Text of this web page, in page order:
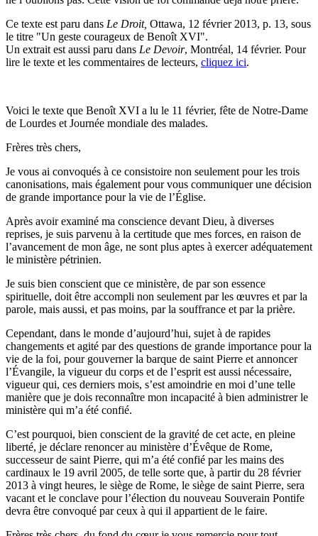
Ce texte est paru dans Le Droit, Ottawa, 12 février 2013, p. 13, sous
le titre "Un geste courageux de Benoît XVI".
Un extrait est aussi paru dans Le Devoir, Montréal, 14 février. Pour
lire le texte et les commentaires de lecteurs, cliquez ici.
Voici le texte que Benoît XVI a lu le 11 février, fête de Notre-Dame
de Lourdes et Journée mondiale des malades.
Frères très chers,
Je vous ai convoqués à ce consistoire non seulement pour les trois
canonisations, mais également pour vous communiquer une décision
de grande importance pour la vie de l’Église.
Après avoir examiné ma conscience devant Dieu, à diverses
reprises, je suis parvenu à la certitude que mes forces, en raison de
l’avancement de mon âge, ne sont plus aptes à exercer adéquatement
le ministère pétrinien.
Je suis bien conscient que ce ministère, de par son essence
spirituelle, doit être accompli non seulement par les œuvres et par la
parole, mais aussi, et pas moins, par la souffrance et par la prière.
Cependant, dans le monde d’aujourd’hui, sujet à de rapides
changements et agité par des questions de grande importance pour la
vie de la foi, pour gouverner la barque de saint Pierre et annoncer
l’Évangile, la vigueur du corps et de l’esprit est aussi nécessaire,
vigueur qui, ces derniers mois, s’est amoindrie en moi d’une telle
manière que je dois reconnaître mon incapacité à bien administrer le
ministère qui m’a été confié.
C’est pourquoi, bien conscient de la gravité de cet acte, en pleine
liberté, je déclare renoncer au ministère d’Évêque de Rome,
successeur de saint Pierre, qui m’a été confié par les mains des
cardinaux le 19 avril 2005, de telle sorte que, à partir du 28 février
2013 à vingt heures, le siège de Rome, le siège de saint Pierre, sera
vacant et le conclave pour l’élection du nouveau Souverain Pontife
devra être convoqué par ceux à qui il appartient de le faire.